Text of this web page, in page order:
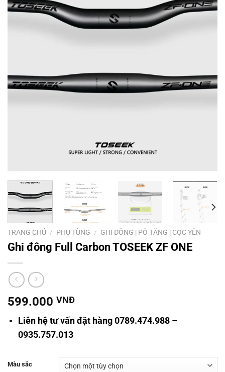
TRANG CHỦ / PHỤ TÙNG / GHI ĐÔNG | PÔ TĂNG | CỌC YÊN
Ghi đông Full Carbon TOSEEK ZF ONE
599.000 VNĐ
Liên hệ tư vấn đặt hàng 0789.474.988 –
0935.757.013
Màu sắc